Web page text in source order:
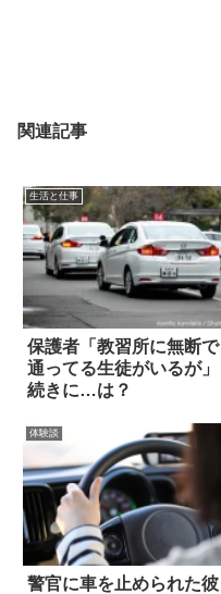
関連記事
生活と仕事
保護者「教習所に無断で
通ってる生徒がいるが」
続きに…は？
体験談
警官に車を止められた彼